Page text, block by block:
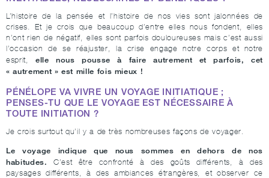
L’histoire de la pensée et l’histoire de nos vies sont jalonnées de
crises. Et je crois que beaucoup d’entre elles nous fondent, elles
n’ont rien de négatif, elles sont parfois douloureuses mais c’est aussi
l’occasion de se réajuster, la crise engage notre corps et notre
esprit,elle nous pousse à faire autrement et parfois, cet
« autrement » est mille fois mieux !
PÉNÉLOPE VA VIVRE UN VOYAGE INITIATIQUE ;
PENSES-TU QUE LE VOYAGE EST NÉCESSAIRE À
TOUTE INITIATION ?
Je crois surtout qu’il y a de très nombreuses façons de voyager.
Le voyage indique que nous sommes en dehors de nos
habitudes.
C’est être confronté à des goûts différents, à des
paysages différents, à des ambiances étrangères, et observer ce